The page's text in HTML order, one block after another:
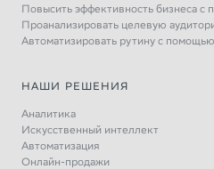
Повысить эффективность бизнеса
Проанализировать целевую
Автоматизировать рутину с
НАШИ РЕШЕНИЯ
Аналитика
Искусственный интеллект
Автоматизация
Онлайн-продажи